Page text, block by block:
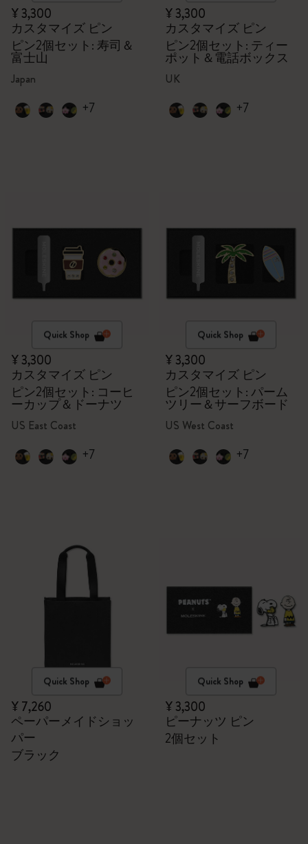
¥ 3,300
カスタマイズ ピン
ピン2個セット: 寿司＆
富士山
Japan
+7
¥ 3,300
カスタマイズ ピン
ピン2個セット: ティー
ポット＆電話ボックス
UK
+7
Quick Shop
¥ 3,300
カスタマイズ ピン
ピン2個セット: コーヒ
ーカップ＆ドーナツ
US East Coast
+7
Quick Shop
¥ 3,300
カスタマイズ ピン
ピン2個セット: パーム
ツリー＆サーフボード
US West Coast
+7
Quick Shop
¥ 7,260
ペーパーメイドショッ
パー
ブラック
Quick Shop
¥ 3,300
ピーナッツ ピン
2個セット